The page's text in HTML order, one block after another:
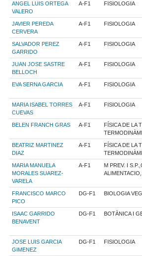
ANGEL LUIS ORTEGA
VALERO
A-F1 FISIOLOGIA
JAVIER PEREDA
CERVERA
A-F1 FISIOLOGIA
SALVADOR PEREZ
GARRIDO
A-F1 FISIOLOGIA
JUAN JOSE SASTRE
BELLOCH
A-F1 FISIOLOGIA
EVA SERNA GARCIA A-F1 FISIOLOGIA
MARIA ISABEL TORRES
CUEVAS
A-F1 FISIOLOGIA
BELEN FRANCH GRAS A-F1
FÍSICA DE LA
BEATRIZ MARTINEZ
DIAZ
A-F1
FÍSICA DE LA
MARIA MANUELA
MORALES SUAREZ-
VARELA
A-F1
M PREV. I
FRANCISCO MARCO
PICO
DG-F1 BIOLOGIA
ISAAC GARRIDO
BENAVENT
DG-F1 BOTÀNICA I
JOSE LUIS GARCIA
GIMENEZ
DG-F1 FISIOLOGIA